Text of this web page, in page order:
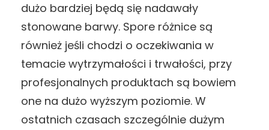
dużo bardziej będą się nadawały
stonowane barwy. Spore różnice są
również jeśli chodzi o oczekiwania w
temacie wytrzymałości i trwałości, przy
profesjonalnych produktach są bowiem
one na dużo wyższym poziomie. W
ostatnich czasach szczególnie dużym